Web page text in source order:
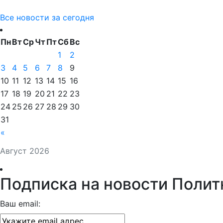
Все новости за сегодня
Август 2026
ПнВтСрЧтПтСбВс
«
1
2
3
4 5 6 7 8
9
10 11 12 13 14 15 16
17 18 19 20 21 22 23
24 25 26 27 28 29 30
31
Подписка на новости
Ваш email: